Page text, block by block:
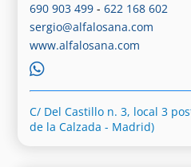
690 903 499 -622 168 602
sergio@alfalosana.com
www.alfalosana.com
C/ Del Castillo n. 3, local 3
de la Calzada - Madrid)